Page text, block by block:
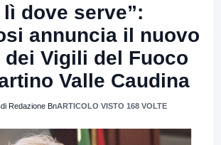
lì dove serve”:
annuncia il nuovo
Vigili del Fuoco
Valle Caudina
di Redazione BnARTICOLO VISTO 168 VOLTE